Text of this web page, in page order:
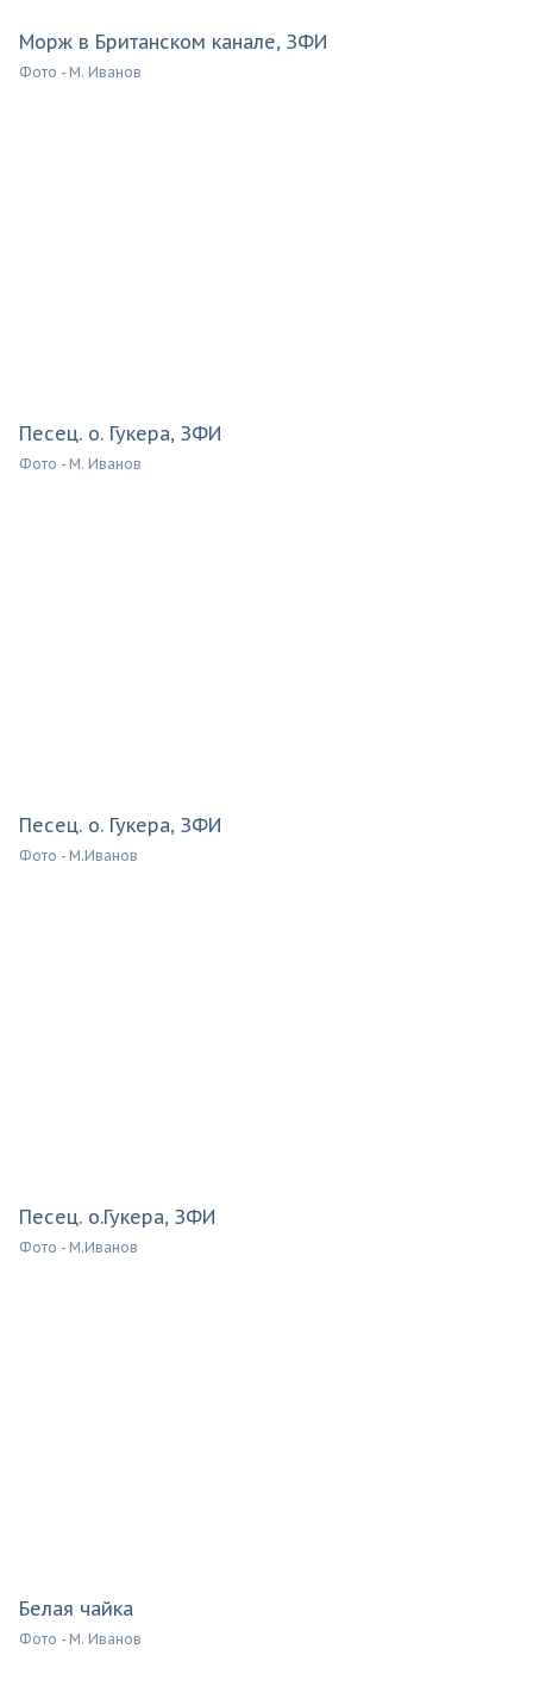
Морж в Британском канале, ЗФИ
Фото - М. Иванов
Песец. о. Гукера, ЗФИ
Фото - М. Иванов
Песец. о. Гукера, ЗФИ
Фото - М.Иванов
Песец. о.Гукера, ЗФИ
Фото - М.Иванов
Белая чайка
Фото - М. Иванов